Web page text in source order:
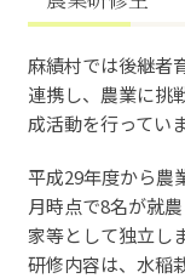
麻績村では後継者
連携し、農業に挑
成活動を行ってい
平成29年度から農
月時点で8名が就
家等として独立し
研修内容は、水稲